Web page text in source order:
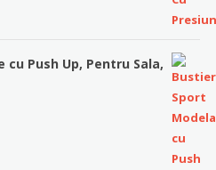
Push Up, Pentru Sala,